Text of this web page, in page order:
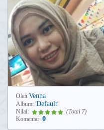
Oleh Venna
Album: 'Default'
Nilai:
(Total 7)
Komentar: 0